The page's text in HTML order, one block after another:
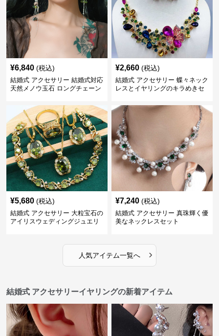
¥6,840 (税込)
結婚式 アクセサリー 結婚式対応
天然メノウ玉石 ロングチェーン
¥2,660 (税込)
結婚式 アクセサリー 蝶々ネック
レスとイヤリングのキラめきセ
¥5,680 (税込)
結婚式 アクセサリー 大粒宝石の
アイリスウェディングジュエリ
¥7,240 (税込)
結婚式 アクセサリー 真珠輝く優
美なネックレスセット
人気アイテム一覧へ ›
結婚式 アクセサリーイヤリングの新着アイテム